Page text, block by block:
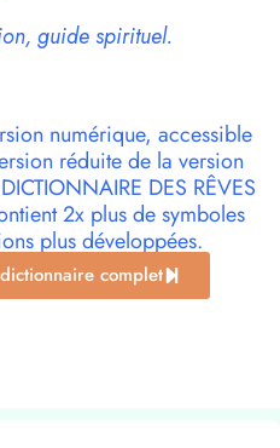
guide spirituel.
numérique, accessible
réduite de la version
DES RÊVES
2x plus de symboles
plus développées.
complet